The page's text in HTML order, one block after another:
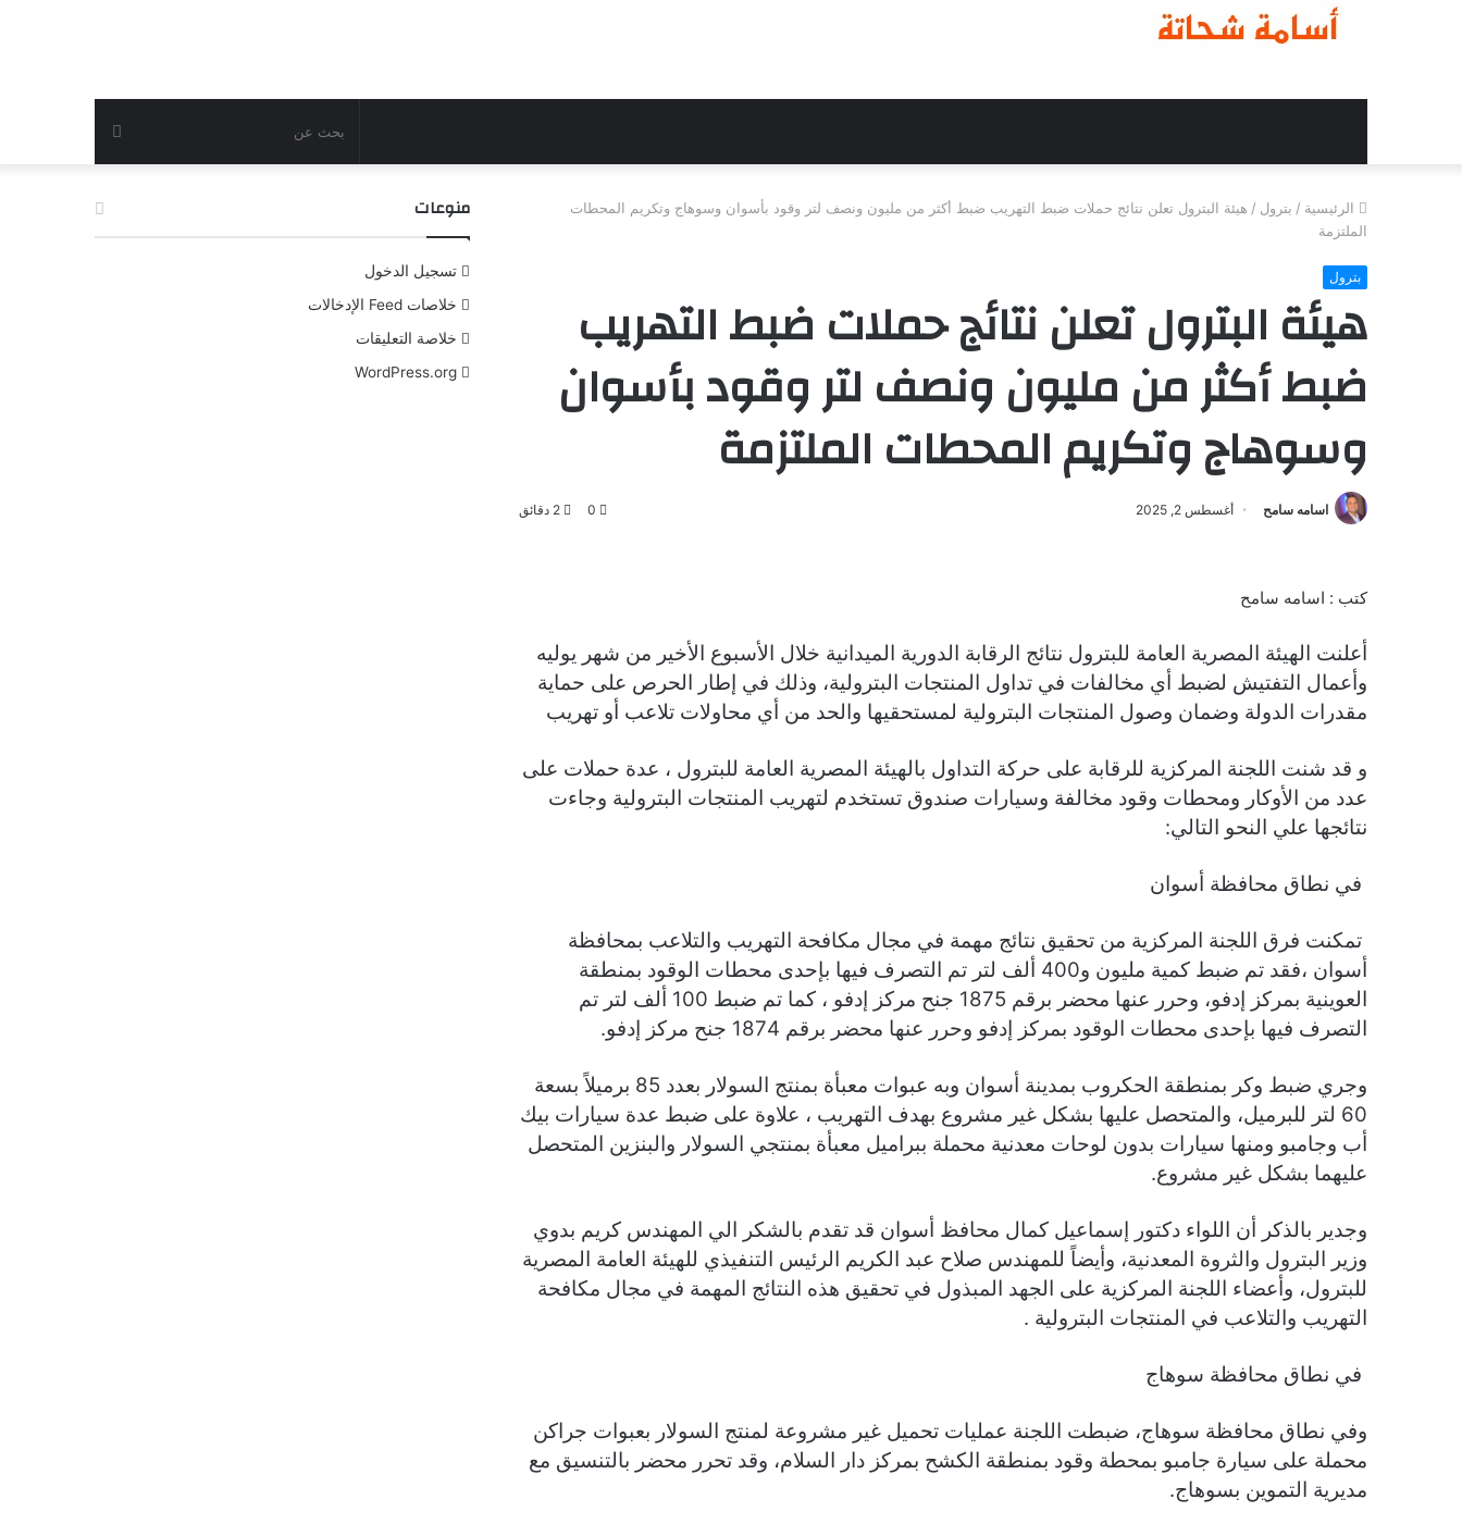
الرئيسية / بترول / هيئة البترول تعلن نتائج حملات ضبط التهريب ضبط أكثر من مليون ونصف لتر وقود بأسوان وسوهاج وتكريم المحطات
الملتزمة
بترول
هيئة البترول تعلن نتائج حملات ضبط التهريب
ضبط أكثر من مليون ونصف لتر وقود بأسوان
وسوهاج وتكريم المحطات الملتزمة
اسامه سامح أغسطس 2, 2025 0
كتب : اسامه سامح
أعلنت الهيئة المصرية العامة للبترول نتائج الرقابة الدورية الميدانية خلال الأسبوع الأخير من شهر يوليه
وأعمال التفتيش لضبط أي مخالفات في تداول المنتجات البترولية، وذلك في إطار الحرص على حماية
مقدرات الدولة وضمان وصول المنتجات البترولية لمستحقيها والحد من أي محاولات تلاعب أو تهريب
و قد شنت اللجنة المركزية للرقابة على حركة التداول بالهيئة المصرية العامة للبترول ، عدة حملات على
عدد من الأوكار ومحطات وقود مخالفة وسيارات صندوق تستخدم لتهريب المنتجات البترولية وجاءت
نتائجها علي النحو التالي:
في نطاق محافظة أسوان
تمكنت فرق اللجنة المركزية من تحقيق نتائج مهمة في مجال مكافحة التهريب والتلاعب بمحافظة
أسوان ،فقد تم ضبط كمية مليون و400 ألف لتر تم التصرف فيها بإحدى محطات الوقود بمنطقة
العوينية بمركز إدفو، وحرر عنها محضر برقم 1875 جنح مركز إدفو ، كما تم ضبط 100 ألف لتر تم
التصرف فيها بإحدى محطات الوقود بمركز إدفو وحرر عنها محضر برقم 1874 جنح مركز إدفو.
وجري ضبط وكر بمنطقة الحكروب بمدينة أسوان وبه عبوات معبأة بمنتج السولار بعدد 85 برميلاً بسعة
60 لتر للبرميل، والمتحصل عليها بشكل غير مشروع بهدف التهريب ، علاوة على ضبط عدة سيارات بيك
أب وجامبو ومنها سيارات بدون لوحات معدنية محملة ببراميل معبأة بمنتجي السولار والبنزين المتحصل
عليهما بشكل غير مشروع.
وجدير بالذكر أن اللواء دكتور إسماعيل كمال محافظ أسوان قد تقدم بالشكر الي المهندس كريم بدوي
وزير البترول والثروة المعدنية، وأيضاً للمهندس صلاح عبد الكريم الرئيس التنفيذي للهيئة العامة المصرية
للبترول، وأعضاء اللجنة المركزية على الجهد المبذول في تحقيق هذه النتائج المهمة في مجال مكافحة
التهريب والتلاعب في المنتجات البترولية .
في نطاق محافظة سوهاج
وفي نطاق محافظة سوهاج، ضبطت اللجنة عمليات تحميل غير مشروعة لمنتج السولار بعبوات جراكن
محملة على سيارة جامبو بمحطة وقود بمنطقة الكشح بمركز دار السلام، وقد تحرر محضر بالتنسيق مع
مديرية التموين بسوهاج.
منوعات
تسجيل الدخول
خلاصات Feed الإدخالات
خلاصة التعليقات
WordPress.org